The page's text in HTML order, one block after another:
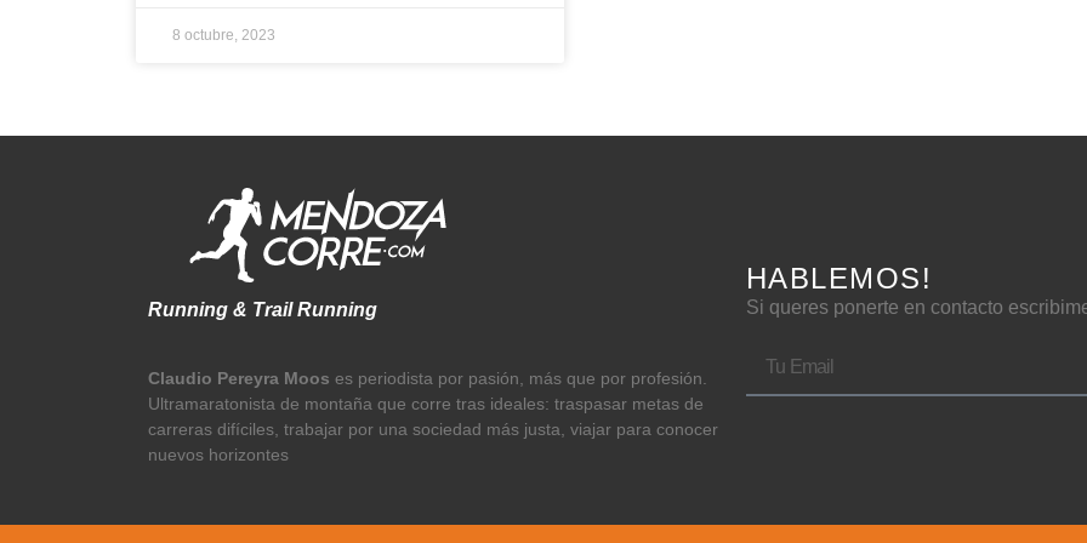
8 octubre, 2023
Running & Trail Running
Claudio Pereyra Moos es periodista por pasión, más que por profesión.
Ultramaratonista de montaña que corre tras ideales: traspasar metas de
carreras difíciles, trabajar por una sociedad más justa, viajar para conocer
nuevos horizontes
HABLEMOS!
Si queres ponerte en contacto